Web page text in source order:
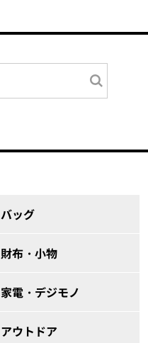
バッグ
財布・小物
家電・デジモノ
アウトドア